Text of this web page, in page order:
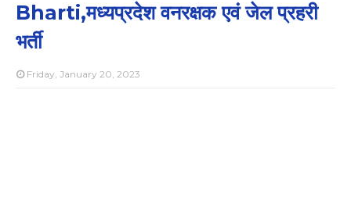
Bharti,मध्यप्रदेश वनरक्षक एवं जेल प्रहरी
भर्ती
Friday, January 20, 2023